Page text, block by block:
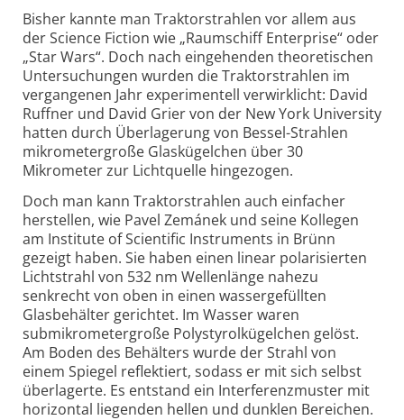
Bisher kannte man Traktorstrahlen vor allem aus
der Science Fiction wie „Raumschiff Enterprise“ oder
„Star Wars“. Doch nach eingehenden theoretischen
Untersuchungen wurden die Traktorstrahlen im
vergangenen Jahr experimentell verwirklicht: David
Ruffner und David Grier von der New York University
hatten durch Überlagerung von Bessel-Strahlen
mikrometergroße Glaskügelchen über 30
Mikrometer zur Lichtquelle hingezogen.
Doch man kann Traktorstrahlen auch einfacher
herstellen, wie Pavel Zemánek und seine Kollegen
am Institute of Scientific Instruments in Brünn
gezeigt haben. Sie haben einen linear polarisierten
Lichtstrahl von 532 nm Wellenlänge nahezu
senkrecht von oben in einen wassergefüllten
Glasbehälter gerichtet. Im Wasser waren
submikrometergroße Polystyrolkügelchen gelöst.
Am Boden des Behälters wurde der Strahl von
einem Spiegel reflektiert, sodass er mit sich selbst
überlagerte. Es entstand ein Interferenzmuster mit
horizontal liegenden hellen und dunklen Bereichen.